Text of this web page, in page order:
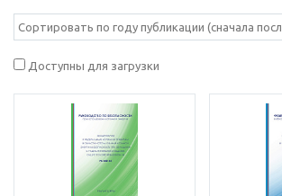
Доступны для загрузки